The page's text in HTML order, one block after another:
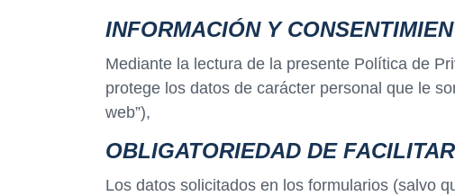
INFORMACIÓN Y
Mediante la lectura de la presente Política de
protege los datos de carácter personal que le
web”),
OBLIGATORIEDAD DE
Los datos solicitados en los formularios (salvo